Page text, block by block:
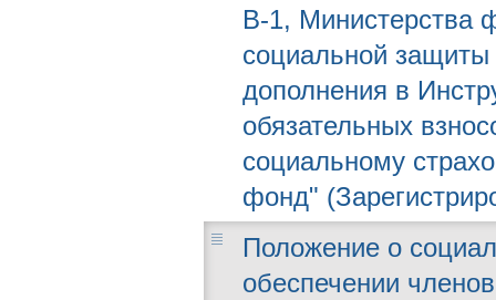
В-1, Министерства
социальной
дополнения в
обязательных
социальному
фонд"
Положение о
обеспечении